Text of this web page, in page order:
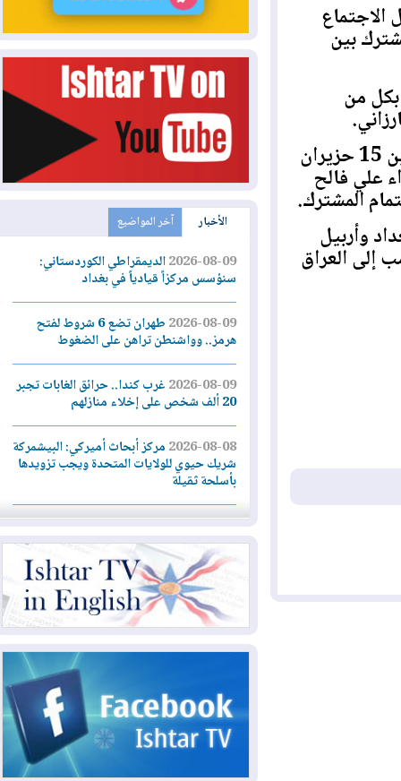
الاجتماع
بين
من
وتأتي هذه المحادثات بعد زيارة أجراها باراك يوم أمس الاثنين 15 حزيران
فالح
المشترك.
وأربيل
العراق
الأخبار آخر المواضيع
2026-08-09الديمقراطي الكوردستاني:
سنؤسس مركزاً قيادياً في بغداد
2026-08-09
طهران تضع 6 شروط لفتح
هرمز.. وواشنطن تراهن على الضغوط
2026-08-09غرب كندا.. حرائق الغابات تجبر
2026-08-08مركز أبحاث أميركي: البيشمركة
شريك حيوي للولايات المتحدة ويجب تزويدها
بأسلحة ثقيلة
2026-08-08الداخلية: رصد شائعات مفبركة
بالذكاء الاصطناعي ومقاطع قديمة يعاد نشرها
2026-08-08دعم أمني أمريكي بمليار دولار
لإدارة رئيس كولومبيا الجديد
2026-08-07حكومة إقليم كوردستان ترفض
قرار "دانة غاز" و"نفط الهلال" بتزويد بغداد
2026-08-07القوات المسلحة العراقية: خطة
أمنية لإجهاض هجمة محتملة على السعودية